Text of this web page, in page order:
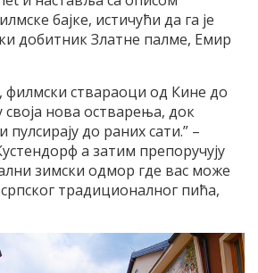
бајке, истичући да га је
добитник Златне палме, Емир
филмски ствараоци од Кине до
своја нова остварења, док
до раних сати.” –
а затим препоручују
зимски одмор где вас може
традиционалног пића,